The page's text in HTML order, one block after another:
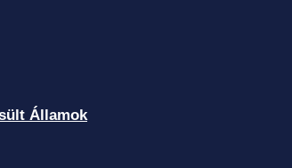
Államok